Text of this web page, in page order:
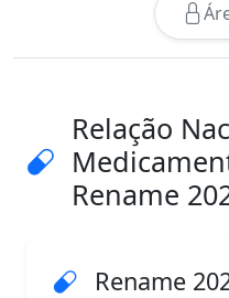
Relação
Rename
Rename